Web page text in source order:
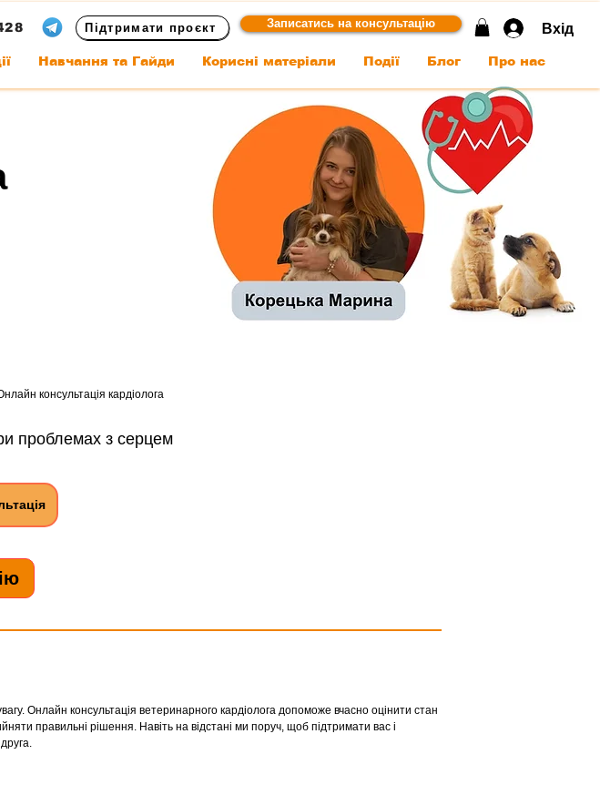
Підтримати проєкт Записатись на консультацію Вхід
Навчання та Гайди Корисні матеріали Події Блог Про нас
консультація кардіолога
проблемах з серцем
Онлайн консультація ветеринарного кардіолога допоможе вчасно оцінити стан
правильні рішення. Навіть на відстані ми поруч, щоб підтримати вас і